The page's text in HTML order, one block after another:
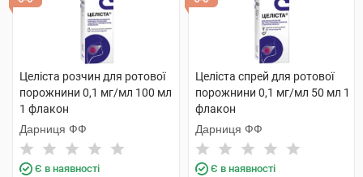
Целіста розчин для ротової
порожнини 0,1 мг/мл 100 мл
1 флакон
Дарниця ФФ
Є в наявності
Целіста спрей для ротової
порожнини 0,1 мг/мл 50 мл 1
флакон
Дарниця ФФ
Є в наявності